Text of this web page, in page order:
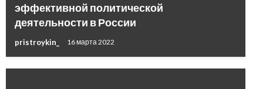
эффективной политической
деятельности в России
pristroykin_ 16 марта 2022